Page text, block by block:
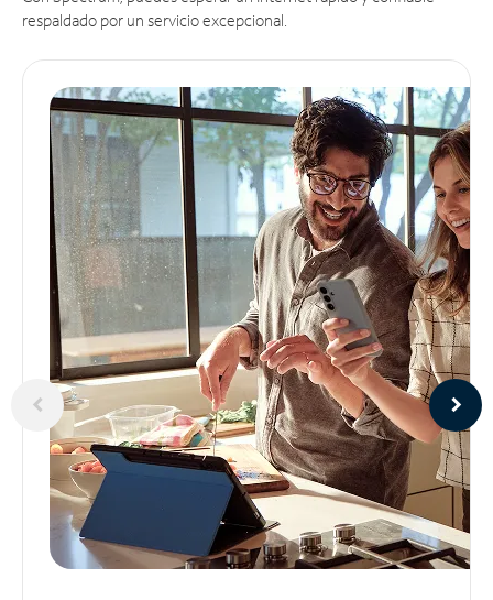
respaldado por un servicio excepcional.